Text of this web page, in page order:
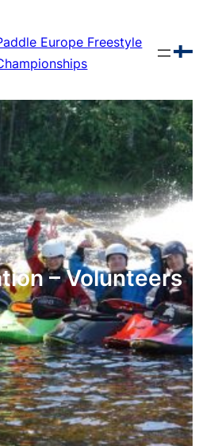
Europe Freestyle
– Volunteers